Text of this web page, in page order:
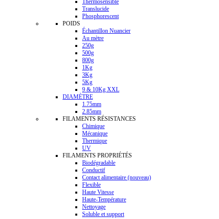
Thermosensible
Translucide
Phosphorescent
POIDS
Échantillon Nuancier
Au mètre
250g
500g
800g
1Kg
3Kg
5Kg
9 & 10Kg XXL
DIAMÈTRE
1.75mm
2.85mm
FILAMENTS RÉSISTANCES
Chimique
Mécanique
Thermique
UV
FILAMENTS PROPRIÉTÉS
Biodégradable
Conductif
Contact alimentaire (nouveau)
Flexible
Haute Vitesse
Haute-Température
Nettoyage
Soluble et support